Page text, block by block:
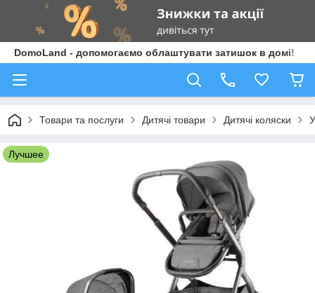
DomoLand - допомогаємо облаштувати затишок в домі!
Товари та послуги Дитячі товари Дитячі коляски
Лучшее